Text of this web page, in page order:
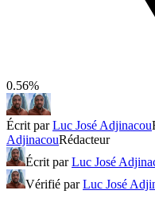
0.56%
Écrit parLuc José Adjinacou
AdjinacouRédacteur
Écrit parLuc José
Vérifié parLuc José